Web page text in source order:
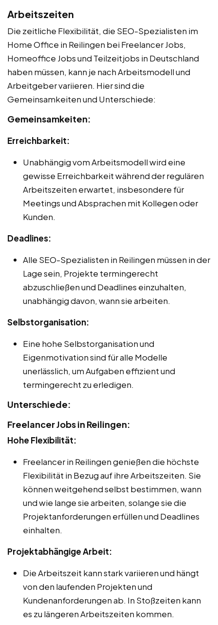
Arbeitszeiten
Die zeitliche Flexibilität, die SEO-Spezialisten im
Home Office in Reilingen bei Freelancer Jobs,
Homeoffice Jobs und Teilzeitjobs in Deutschland
haben müssen, kann je nach Arbeitsmodell und
Arbeitgeber variieren. Hier sind die
Gemeinsamkeiten und Unterschiede:
Gemeinsamkeiten:
Erreichbarkeit:
Unabhängig vom Arbeitsmodell wird eine
gewisse Erreichbarkeit während der regulären
Arbeitszeiten erwartet, insbesondere für
Meetings und Absprachen mit Kollegen oder
Kunden.
Deadlines:
Alle SEO-Spezialisten in Reilingen müssen in der
Lage sein, Projekte termingerecht
abzuschließen und Deadlines einzuhalten,
unabhängig davon, wann sie arbeiten.
Selbstorganisation:
Eine hohe Selbstorganisation und
Eigenmotivation sind für alle Modelle
unerlässlich, um Aufgaben effizient und
termingerecht zu erledigen.
Unterschiede:
Freelancer Jobs in Reilingen:
Hohe Flexibilität:
Freelancer in Reilingen genießen die höchste
Flexibilität in Bezug auf ihre Arbeitszeiten. Sie
können weitgehend selbst bestimmen, wann
und wie lange sie arbeiten, solange sie die
Projektanforderungen erfüllen und Deadlines
einhalten.
Projektabhängige Arbeit:
Die Arbeitszeit kann stark variieren und hängt
von den laufenden Projekten und
Kundenanforderungen ab. In Stoßzeiten kann
es zu längeren Arbeitszeiten kommen.